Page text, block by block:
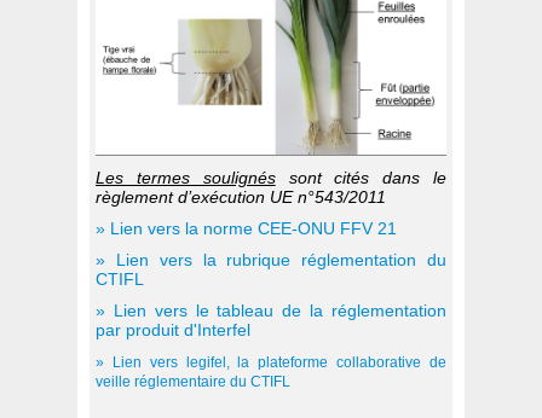
Les termes soulignéssont cités dans le
règlement d’exécution UE n°543/2011
» Lien vers la norme CEE-ONU FFV 21
» Lien vers la rubrique réglementation du
CTIFL
» Lien vers le tableau de la réglementation
par produit d'Interfel
» Lien vers legifel , la plateforme collaborative de
veille réglementaire du CTIFL